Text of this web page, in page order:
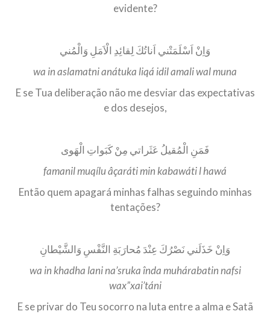
evidente?
وَاِنْ اَسْلَمَتْني اَناتُكَ لِقائِدِ الْاَمَلِ وَالْمُني
wa in aslamatni anátuka liqá idil amali wal muna
E se Tua deliberação não me desviar das expectativas
e dos desejos,
فَمَنِ الْمُقيلُ عَثَراتي مِنْ كَبَواتِ الْهَوى
famanil muqílu âçaráti min kabawáti l hawá
Então quem apagará minhas falhas seguindo minhas
tentações?
وَاِنْ خَذَلَني نَصْرُكَ عِنْدَ مُحارَبَةِ النَّفْسِ وَالشَّيْطانِ
wa in khadha lani na’sruka înda muhárabatin nafsi
wax”xai’táni
E se privar do Teu socorro na luta entre a alma e Satã